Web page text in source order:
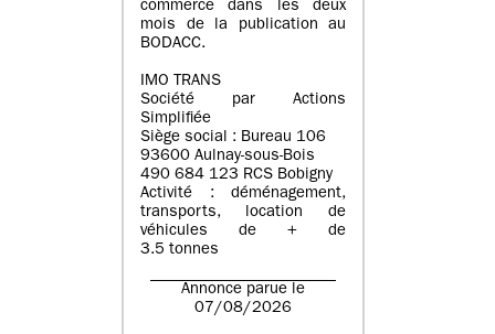
commerce dans les deux
mois de la publication au
BODACC.
IMO TRANS
Société par Actions
Simplifiée
Siège social : Bureau 106
93600 Aulnay-sous-Bois
490 684 123 RCS Bobigny
Activité : déménagement,
transports, location de
véhicules de + de
3.5 tonnes
Annonce parue le
07/08/2026